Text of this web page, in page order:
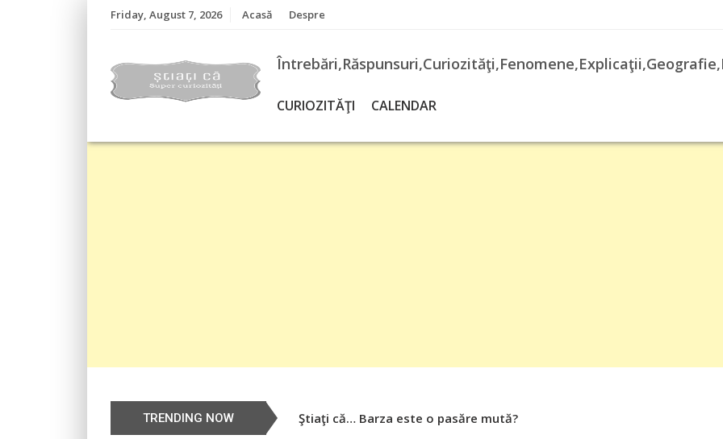
Friday, August 7, 2026 Acasă Despre
CURIOZITĂŢI CALENDAR
TRENDING NOW Ştiaţi că… Barza este o pasăre mută?
Știați că… Roşiile îsi păstrează substanţele benefice organismului